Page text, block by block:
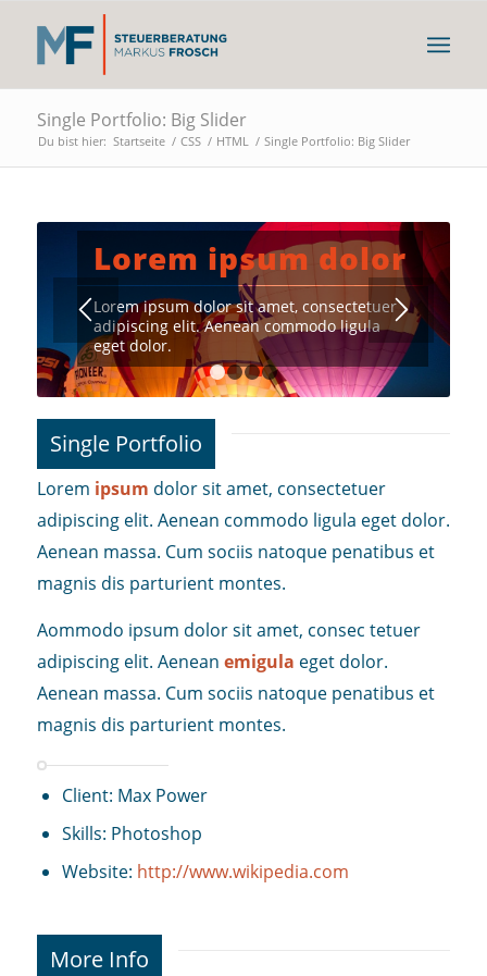
Single Portfolio: Big Slider
Du bist hier: Startseite / CSS / HTML / Single Portfolio: Big Slider
Lorem ipsum dolor
Lorem ipsum dolor sit amet, consectetuer
adipiscing elit. Aenean commodo ligula
eget dolor.
1 2 3 4
Single Portfolio
Lorem ipsum dolor sit amet, consectetuer
adipiscing elit. Aenean commodo ligula eget dolor.
Aenean massa. Cum sociis natoque penatibus et
magnis dis parturient montes.
Aommodo ipsum dolor sit amet, consec tetuer
adipiscing elit. Aenean emigula eget dolor.
Aenean massa. Cum sociis natoque penatibus et
magnis dis parturient montes.
Client: Max Power
Skills: Photoshop
Website: http://www.wikipedia.com
More Info